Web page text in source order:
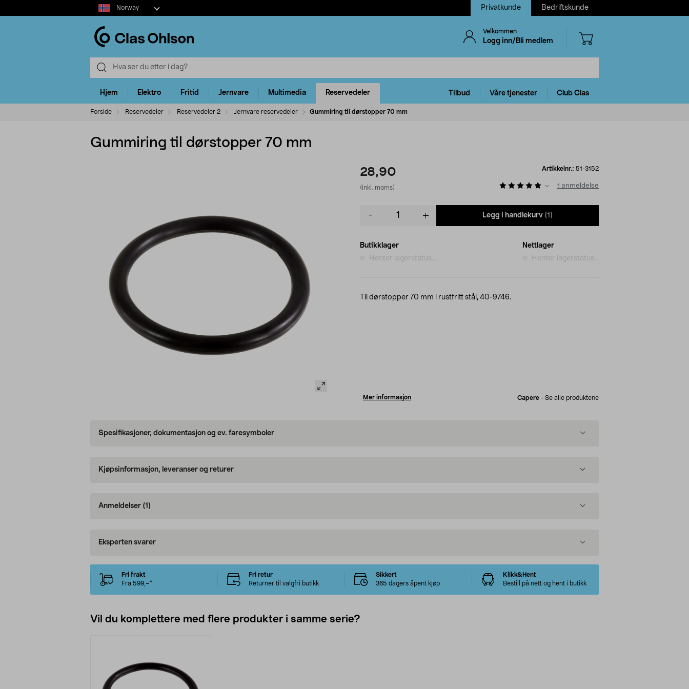
Select
market
Norway Privatkunde Bedriftskunde
Velkommen
Logg inn/Bli medlem
Hjem Elektro Fritid Jernvare Multimedia Reservedeler Tilbud Våre tjenester Club Clas
Forside Reservedeler Reservedeler 2 Jernvare reservedeler Gummiring til dørstopper 70 mm
Gummiring til dørstopper 70 mm
28,90
(inkl. moms)
Artikkelnr.: 51-3152
1 anmeldelse
Legg i handlekurv (1)
Butikklager
Henter lagerstatus...
Nettlager
Henter lagerstatus...
Til dørstopper 70 mm i rustfritt stål, 40-9746.
Mer informasjon Capere - Se alle produktene
Spesifikasjoner, dokumentasjon og ev. faresymboler
Kjøpsinformasjon, leveranser og returer
Anmeldelser (1)
Eksperten svarer
Fri frakt
Fra 599,–*
Fri retur
Returner til valgfri butikk
Sikkert
365 dagers åpent kjøp
Klikk&Hent
Bestill på nett og hent i butikk
Vil du komplettere med flere produkter i samme serie?